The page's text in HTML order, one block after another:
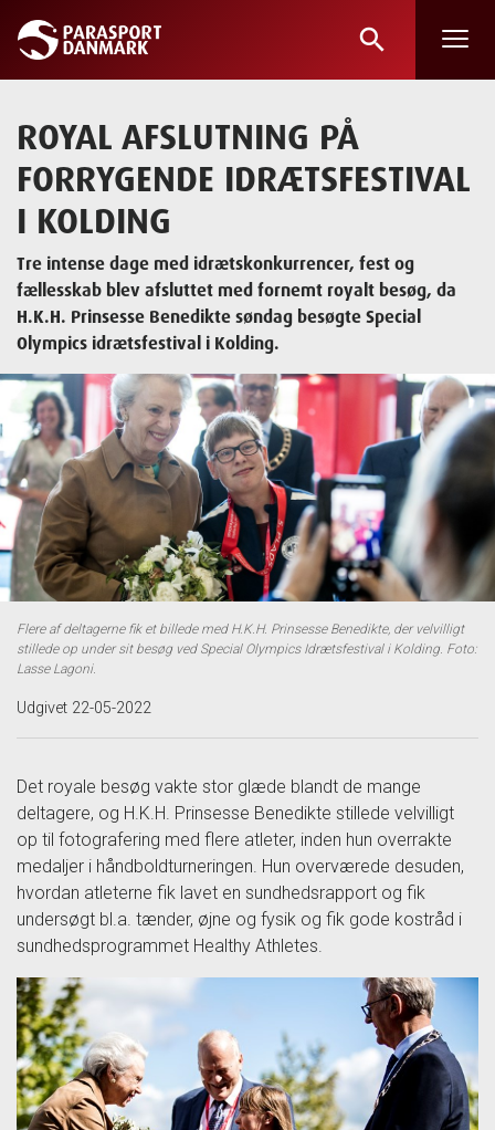
Skip
to
content
search
ROYAL AFSLUTNING PÅ
FORRYGENDE IDRÆTSFESTIVAL
I KOLDING
Tre intense dage med idrætskonkurrencer, fest og
fællesskab blev afsluttet med fornemt royalt besøg, da
H.K.H. Prinsesse Benedikte søndag besøgte Special
Olympics idrætsfestival i Kolding.
Flere af deltagerne fik et billede med H.K.H. Prinsesse Benedikte, der velvilligt
stillede op under sit besøg ved Special Olympics Idrætsfestival i Kolding. Foto:
Lasse Lagoni.
Udgivet 22-05-2022
Det royale besøg vakte stor glæde blandt de mange
deltagere, og H.K.H. Prinsesse Benedikte stillede velvilligt
op til fotografering med flere atleter, inden hun overrakte
medaljer i håndboldturneringen. Hun overværede desuden,
hvordan atleterne fik lavet en sundhedsrapport og fik
undersøgt bl.a. tænder, øjne og fysik og fik gode kostråd i
sundhedsprogrammet Healthy Athletes.